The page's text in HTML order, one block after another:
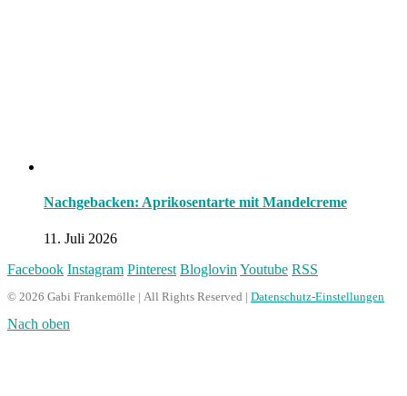
Nachgebacken: Aprikosentarte mit Mandelcreme
11. Juli 2026
Facebook Instagram Pinterest Bloglovin Youtube RSS
© 2026 Gabi Frankemölle | All Rights Reserved | Datenschutz-Einstellungen
Nach oben